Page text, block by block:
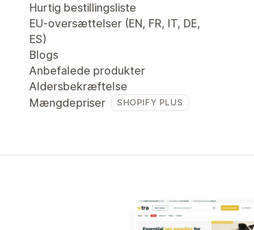
Hurtig bestillingsliste
EU-oversættelser (EN, FR, IT, DE,
ES)
Blogs
Anbefalede produkter
Aldersbekræftelse
Mængdepriser
SHOPIFY PLUS